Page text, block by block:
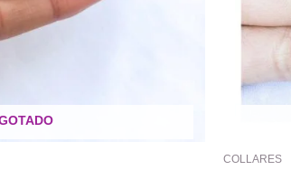
COLLARES